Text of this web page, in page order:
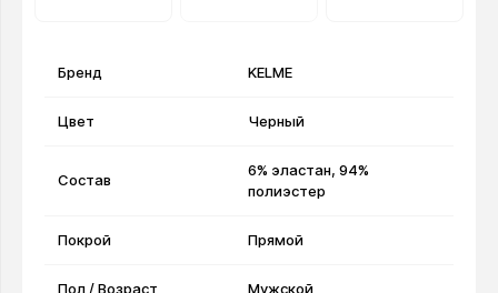
Бренд KELME
Цвет Черный
Состав
6% эластан, 94%
полиэстер
Покрой Прямой
Пол / Возраст Мужской